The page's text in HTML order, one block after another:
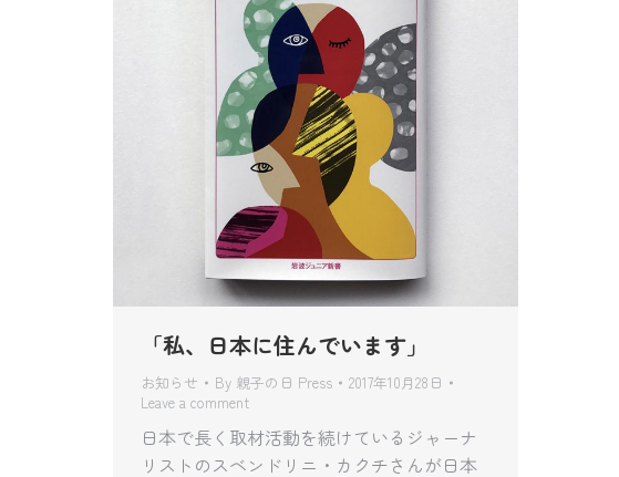
「私、日本に住んでいます」
お知らせ By 親子の日 Press
2017年10月28日
Leave a comment
日本で長く取材活動を続けているジャーナ
リストのスベンドリニ・カクチさんが日本